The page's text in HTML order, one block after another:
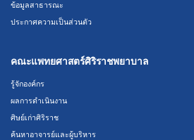
ข้อมูลสาธารณะ
ประกาศความเป็นส่วนตัว
คณะแพทยศาสตร์ศิริราชพยาบาล
รู้จักองค์กร
ผลการดำเนินงาน
ศิษย์เก่าศิริราช
ค้นหาอาจารย์และผู้บริหาร